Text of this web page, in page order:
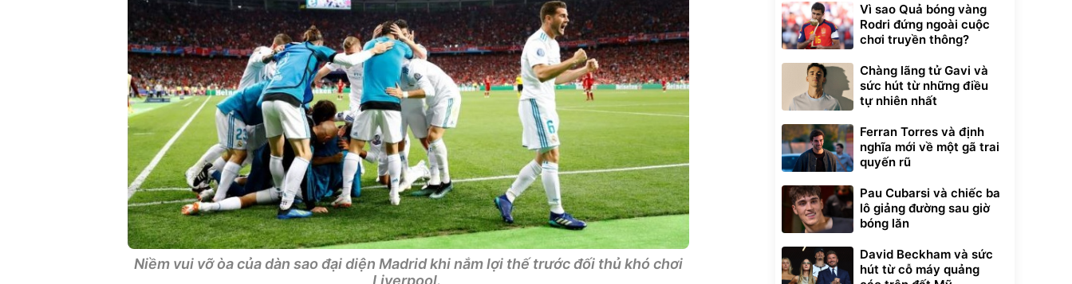
Niềm vui vỡ òa của dàn sao đại diện Madrid khi nắm lợi thế trước đối thủ khó chơi
Liverpool.
Vì sao Quả bóng vàng
Rodri đứng ngoài cuộc
chơi truyền thông?
Chàng lãng tử Gavi và
sức hút từ những điều
tự nhiên nhất
Ferran Torres và định
nghĩa mới về một gã trai
quyến rũ
Pau Cubarsi và chiếc ba
lô giảng đường sau giờ
bóng lăn
David Beckham và sức
hút từ cỗ máy quảng